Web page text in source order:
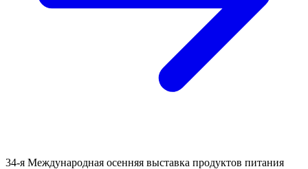
34-я Международная осенняя выставка продуктов питания